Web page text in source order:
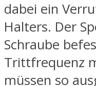
dabei ein
Halters. Der
Schraube
Trittfrequenz
müssen so